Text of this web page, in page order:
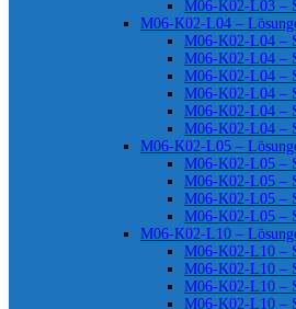
M06-K02-L03 –
M06-K02-L04 –
M06-K02-L04 –
M06-K02-L04 –
M06-K02-L04 –
M06-K02-L04 –
M06-K02-L04 –
M06-K02-L04 –
M06-K02-L05 –
M06-K02-L05 –
M06-K02-L05 –
M06-K02-L05 –
M06-K02-L05 –
M06-K02-L10 –
M06-K02-L10 –
M06-K02-L10 –
M06-K02-L10 –
M06-K02-L10 –